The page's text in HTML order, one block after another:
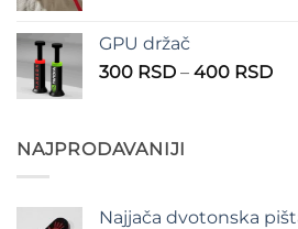
do
GPU držač
300 RSD – 400 RSD
NAJPRODAVANIJI
Najjača dvotonska